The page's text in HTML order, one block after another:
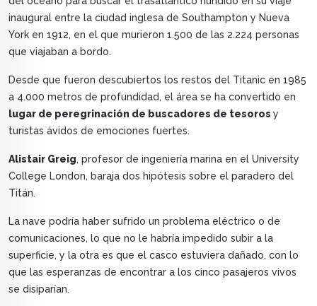
inaugural entre la ciudad inglesa de Southampton y Nueva
York en 1912, en el que murieron 1.500 de las 2.224 personas
que viajaban a bordo.
Desde que fueron descubiertos los restos del Titanic en 1985
a 4.000 metros de profundidad, el área se ha convertido en
lugar de peregrinación de buscadores de tesoros y
turistas ávidos de emociones fuertes.
Alistair Greig, profesor de ingeniería marina en el University
College London, baraja dos hipótesis sobre el paradero del
Titán.
La nave podría haber sufrido un problema eléctrico o de
comunicaciones, lo que no le habría impedido subir a la
superficie, y la otra es que el casco estuviera dañado, con lo
que las esperanzas de encontrar a los cinco pasajeros vivos
se disiparían.